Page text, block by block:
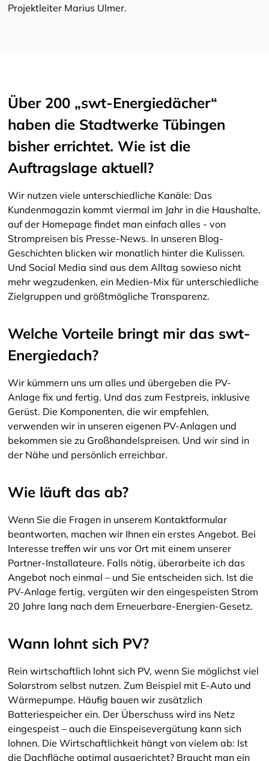
Projektleiter Marius Ulmer.
Über 200 „swt-Energiedächer“
haben die Stadtwerke Tübingen
bisher errichtet. Wie ist die
Auftragslage aktuell?
Wir nutzen viele unterschiedliche Kanäle: Das
Kundenmagazin kommt viermal im Jahr in die Haushalte,
auf der Homepage findet man einfach alles - von
Strompreisen bis Presse-News. In unseren Blog-
Geschichten blicken wir monatlich hinter die Kulissen.
Und Social Media sind aus dem Alltag sowieso nicht
mehr wegzudenken, ein Medien-Mix für unterschiedliche
Zielgruppen und größtmögliche Transparenz.
Welche Vorteile bringt mir das swt-
Energiedach?
Wir kümmern uns um alles und übergeben die PV-
Anlage fix und fertig. Und das zum Festpreis, inklusive
Gerüst. Die Komponenten, die wir empfehlen,
verwenden wir in unseren eigenen PV-Anlagen und
bekommen sie zu Großhandelspreisen. Und wir sind in
der Nähe und persönlich erreichbar.
Wie läuft das ab?
Wenn Sie die Fragen in unserem Kontaktformular
beantworten, machen wir Ihnen ein erstes Angebot. Bei
Interesse treffen wir uns vor Ort mit einem unserer
Partner-Installateure. Falls nötig, überarbeite ich das
Angebot noch einmal – und Sie entscheiden sich. Ist die
PV-Anlage fertig, vergüten wir den eingespeisten Strom
20 Jahre lang nach dem Erneuerbare-Energien-Gesetz.
Wann lohnt sich PV?
Rein wirtschaftlich lohnt sich PV, wenn Sie möglichst viel
Solarstrom selbst nutzen. Zum Beispiel mit E-Auto und
Wärmepumpe. Häufig bauen wir zusätzlich
Batteriespeicher ein. Der Überschuss wird ins Netz
eingespeist – auch die Einspeisevergütung kann sich
lohnen. Die Wirtschaftlichkeit hängt von vielem ab: Ist
die Dachfläche optimal ausgerichtet? Braucht man ein